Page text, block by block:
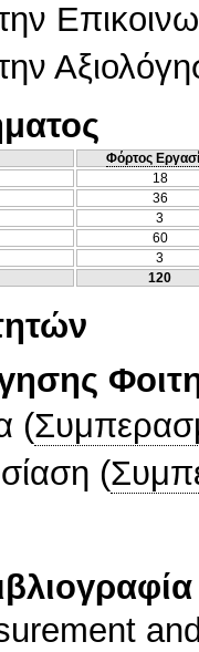
Φόρτος
18
36
3
60
3
120
(
(